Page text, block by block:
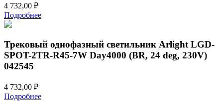
4 732,00 ₽
Подробнее
Трековый однофазный светильник Arlight LGD-
SPOT-2TR-R45-7W Day4000 (BR, 24 deg, 230V)
042545
4 732,00 ₽
Подробнее